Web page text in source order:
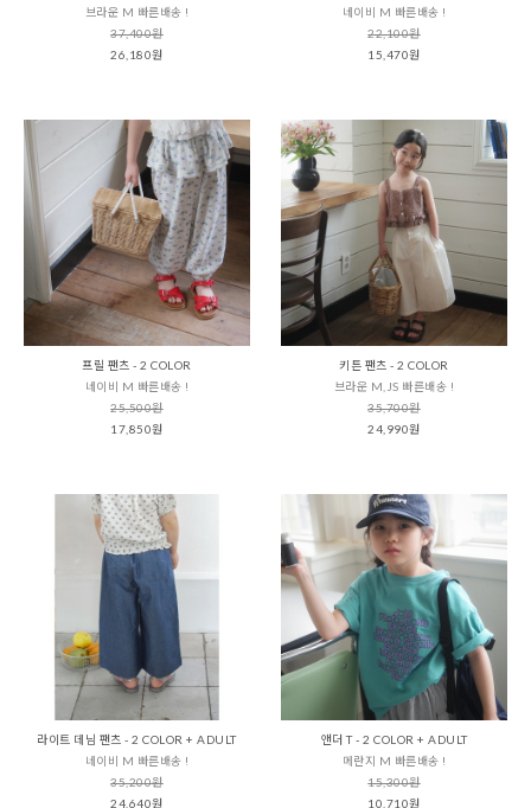
브라운 M 빠른배송 !
37,400원
26,180원
네이비 M 빠른배송 !
22,100원
15,470원
프릴 팬츠 - 2 COLOR
네이비 M 빠른배송 !
25,500원
17,850원
키튼 팬츠 - 2 COLOR
브라운 M,JS 빠른배송 !
35,700원
24,990원
라이트 데님 팬츠 - 2 COLOR + ADULT
네이비 M 빠른배송 !
35,200원
24,640원
앤더 T - 2 COLOR + ADULT
메란지 M 빠른배송 !
15,300원
10,710원